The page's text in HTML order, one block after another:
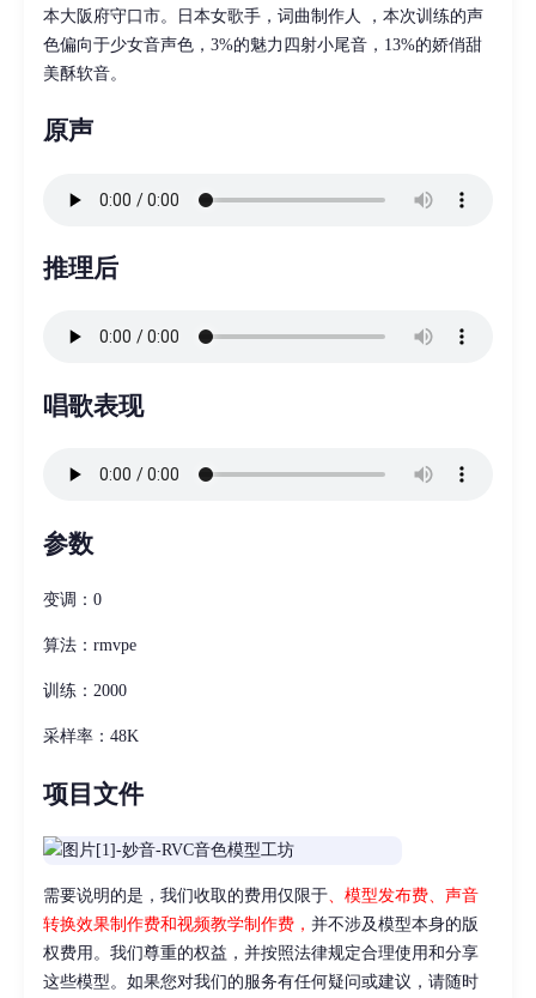
本大阪府守口市。日本女歌手，词曲制作人 ，本次训练的声
色偏向于少女音声色，3%的魅力四射小尾音，13%的娇俏甜
美酥软音。
原声
推理后
唱歌表现
参数
变调：0
算法：rmvpe
训练：2000
采样率：48K
项目文件
需要说明的是，我们收取的费用仅限于 、模型发布费、声音
转换效果制作费和视频教学制作费， 并不涉及模型本身的版
权费用。我们尊重的权益，并按照法律规定合理使用和分享
这些模型。如果您对我们的服务有任何疑问或建议，请随时